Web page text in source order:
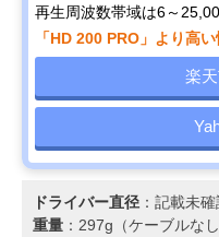
再生周波数帯域は6～
「HD 200 PRO」より高
楽
ドライバー直径 ：記載未
重量 ：297g（ケーブルなし